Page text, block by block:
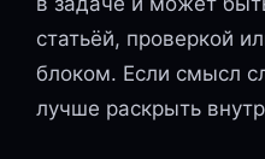
статьёй, проверкой
блоком. Если смысл
лучше раскрыть